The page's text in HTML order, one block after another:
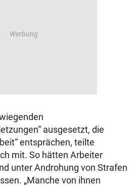
ausgesetzt, die
entsprächen, teilte
mit. So hätten Arbeiter
unter Androhung von Strafen
„Manche von ihnen